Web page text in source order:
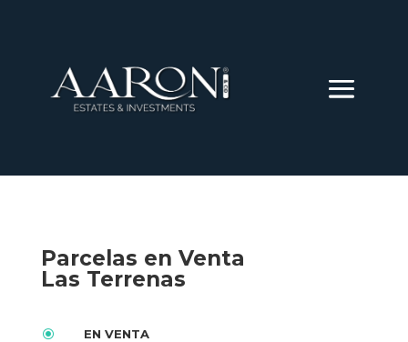
Parcelas en Venta
Las Terrenas
\ EN VENTA